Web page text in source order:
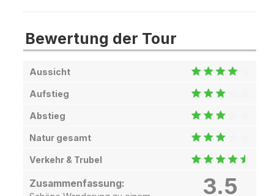
Bewertung der Tour
Aussicht
Aufstieg
Abstieg
Natur gesamt
Verkehr & Trubel
Zusammenfassung: 3.5